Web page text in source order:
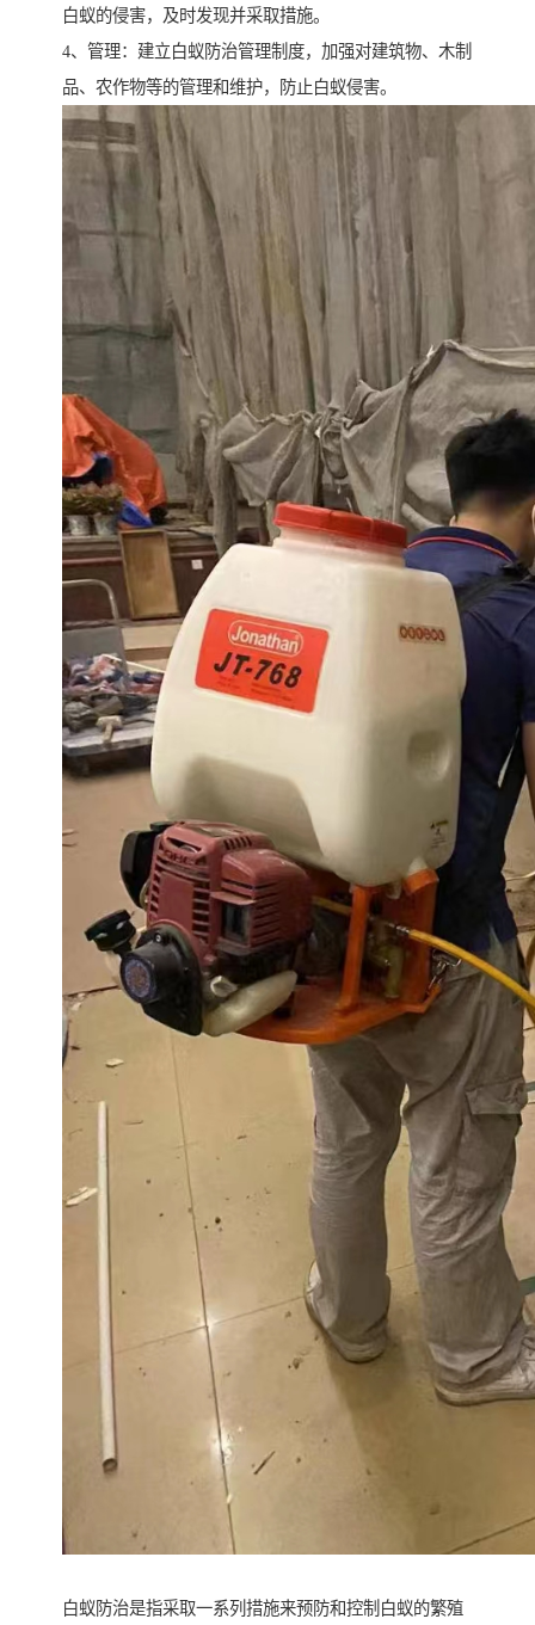
白蚁的侵害，及时发现并采取措施。
4、管理：建立白蚁防治管理制度，加强对建筑物、木制
品、农作物等的管理和维护，防止白蚁侵害。
白蚁防治是指采取一系列措施来预防和控制白蚁的繁殖